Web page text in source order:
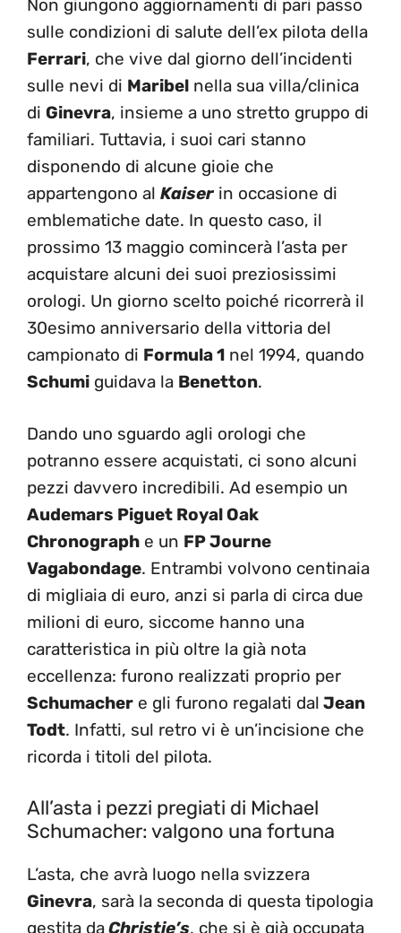
Non giungono aggiornamenti di pari passo
sulle condizioni di salute dell’ex pilota della
Ferrari, che vive dal giorno dell’incidenti
sulle nevi di Maribel nella sua villa/clinica
di Ginevra, insieme a uno stretto gruppo di
familiari. Tuttavia, i suoi cari stanno
disponendo di alcune gioie che
appartengono al Kaiserin occasione di
emblematiche date. In questo caso, il
prossimo 13 maggio comincerà l’asta per
acquistare alcuni dei suoi preziosissimi
orologi. Un giorno scelto poiché ricorrerà il
30esimo anniversario della vittoria del
campionato di Formula 1 nel 1994, quando
Schumi guidava la Benetton.
Dando uno sguardo agli orologi che
potranno essere acquistati, ci sono alcuni
pezzi davvero incredibili. Ad esempio un
Audemars Piguet Royal Oak
Chronograph e un FP Journe
Vagabondage. Entrambi volvono centinaia
di migliaia di euro, anzi si parla di circa due
milioni di euro, siccome hanno una
caratteristica in più oltre la già nota
eccellenza: furono realizzati proprio per
Schumacher e gli furono regalati dal Jean
Todt. Infatti, sul retro vi è un’incisione che
ricorda i titoli del pilota.
All’asta i pezzi pregiati di Michael
Schumacher: valgono una fortuna
L’asta, che avrà luogo nella svizzera
Ginevra, sarà la seconda di questa tipologia
gestita daChristie’s, che si è già occupata